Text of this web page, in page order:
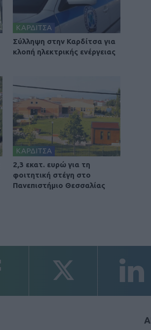
ΚΑΡΔΙΤΣΑ
Σύλληψη στην Καρδίτσα για
κλοπή ηλεκτρικής ενέργειας
ΚΑΡΔΙΤΣΑ
2,3 εκατ. ευρώ για τη
φοιτητική στέγη στο
Πανεπιστήμιο Θεσσαλίας